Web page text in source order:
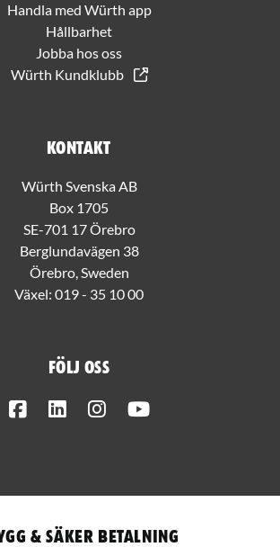
Handla med Würth app
Hållbarhet
Jobba hos oss
Würth Kundklubb
Kontakt
Würth Svenska AB
Box 1705
SE-701 17 Örebro
Berglundavägen 38
Örebro, Sweden
Växel: 019 - 35 10 00
Följ oss
FacebookLinkedInInstagram
& säker betalning